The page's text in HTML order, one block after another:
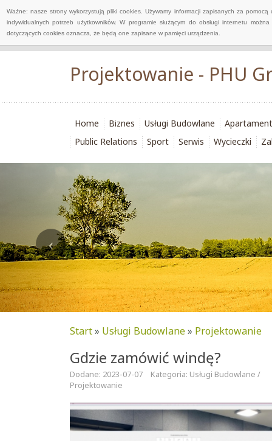
Ważne: nasze strony wykorzystują pliki cookies. Używamy informacji zapisanych za
indywidualnych potrzeb użytkowników. W programie służącym do obsługi internetu
dotyczących cookies oznacza, że będą one zapisane w pamięci urządzenia.
Projektowanie - PHU
Home Biznes Usługi Budowlane
Public Relations
Sport Serwis Wycieczki
Start» Usługi Budowlane» Projektowanie
Gdzie zamówić windę?
Dodane: 2023-07-07
Kategoria: Usługi Budowlane /
Projektowanie